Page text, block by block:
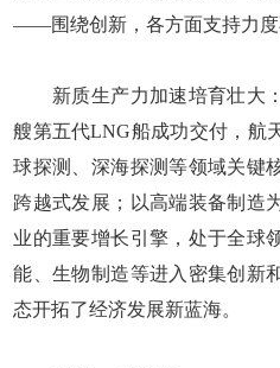
——围绕创新，各方面支持力度
新质生产力加速培育壮大：
艘第五代LNG船成功交付，航
球探测、深海探测等领域关键
跨越式发展；以高端装备制造
业的重要增长引擎，处于全球
能、生物制造等进入密集创新
态开拓了经济发展新蓝海。